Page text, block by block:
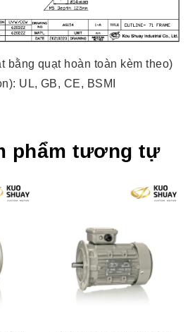
bằng quạt hoàn toàn kèm theo)
UL, GB, CE, BSMI
phẩm tương tự